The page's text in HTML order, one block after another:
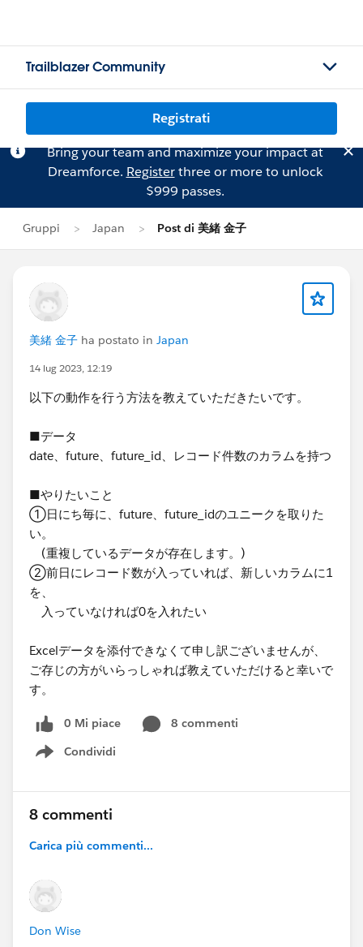
Trailblazer Community
Registrati
Bring your team and maximize your impact at
Dreamforce. Registerthree or more to unlock
$999 passes.
Gruppi Japan Post di 美緒 金子
美緒 金子 ha postato in Japan
14 lug 2023, 12:19
​以下の動作を行う方法を教えていただきたいです。
■データ​
date、future、future_id、レコード件数のカラムを持つ
■やりたいこと​
①日にち毎に、​future、future_idのユニークを取りた
い。
(重複しているデータが存在します。)
②前日にレコード数が入っていれば、新しいカラムに1
を、
入っていなければ0を入れたい​
​Excelデータを添付できなくて申し訳ございませんが、
ご存じの方がいらっしゃれば教えていただけると幸いで
す。​
0 Mi piace
8 commenti
Condividi
Show menu
8 commenti
Carica più commenti...
Don Wise